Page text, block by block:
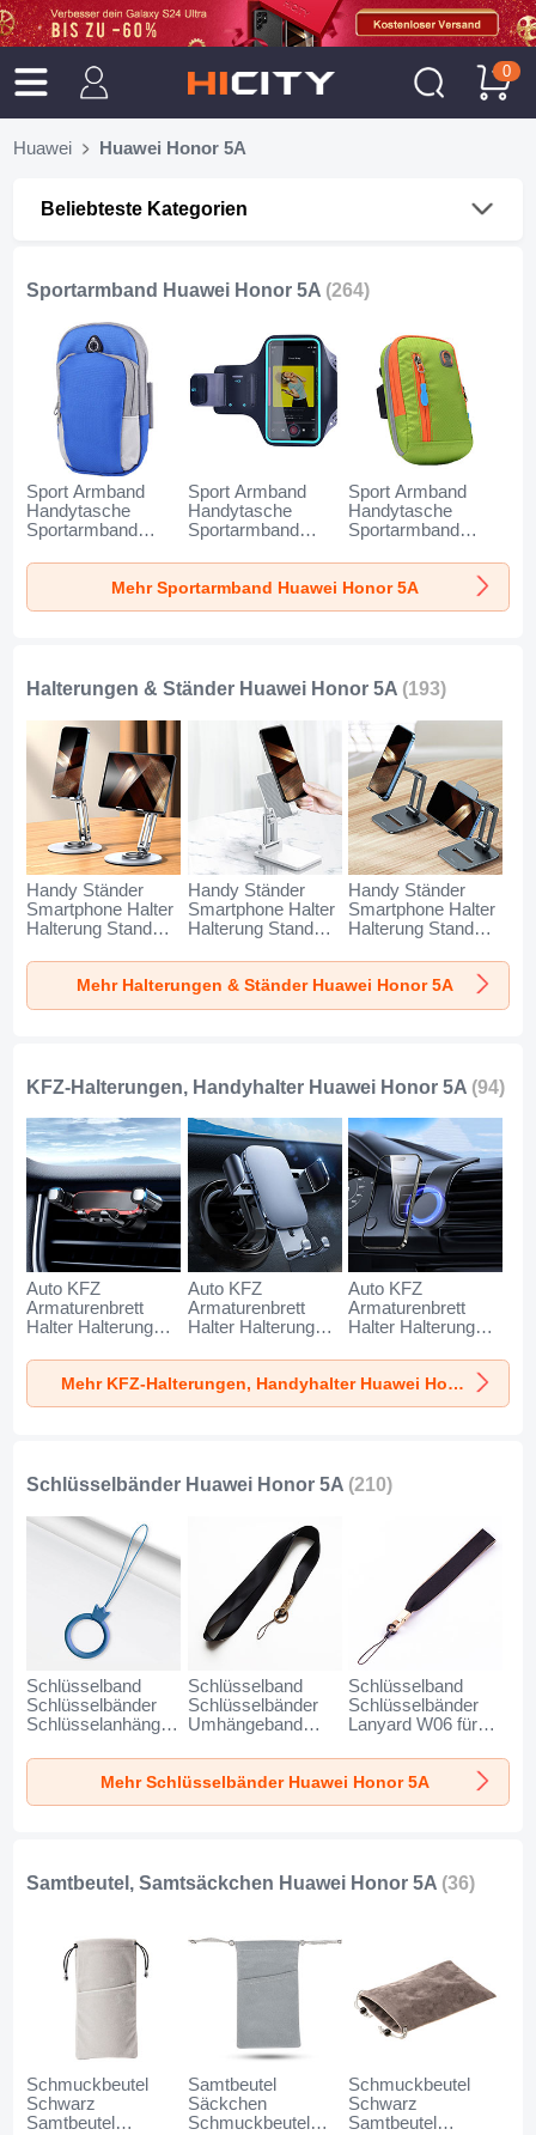
0
Huawei Huawei Honor 5A
Beliebteste Kategorien
Sportarmband Huawei Honor 5A (264)
Sport Armband
Handytasche
Sportarmband
Universal A11 für
Huawei Honor 5A
Blau
Sport Armband
Handytasche
Sportarmband
Universal G03 für
Huawei Honor 5A
Schwarz
Sport Armband
Handytasche
Sportarmband
Universal A10 für
Huawei Honor 5A
Grün
Mehr Sportarmband Huawei Honor 5A
Halterungen & Ständer Huawei Honor 5A (193)
Handy Ständer
Smartphone Halter
Halterung Stand
Huawei Honor 5A
Handy Ständer
Smartphone Halter
Halterung Stand
Huawei Honor 5A
Weiß
Handy Ständer
Smartphone Halter
Halterung Stand
Huawei Honor 5A
Schwarz
Mehr Halterungen & Ständer Huawei Honor 5A
KFZ-Halterungen, Handyhalter Huawei Honor 5A (94)
Auto KFZ
Armaturenbrett
Halter Halterung
AutoHalter
Halterungung
Handy BS6 für
Auto KFZ
Armaturenbrett
Halter Halterung
AutoHalter
Halterungung
Handy BS3 für
Auto KFZ
Armaturenbrett
Halter Halterung
AutoHalter
Halterungung
Magnet Handy BS1
Mehr KFZ-Halterungen, Handyhalter Huawei Honor 5A
Schlüsselbänder Huawei Honor 5A (210)
Schlüsselband
Schlüsselbänder
Schlüsselanhänger
für Huawei Honor
Schlüsselband
Schlüsselbänder
Umhängeband
Huawei Honor 5A
Schwarz
Schlüsselband
Schlüsselbänder
Lanyard W06 für
Schwarz
Mehr Schlüsselbänder Huawei Honor 5A
Samtbeutel, Samtsäckchen Huawei Honor 5A (36)
Schmuckbeutel
Schwarz
Samtbeutel
Samtbeutel
Säckchen
Schmuckbeutel
Schmuckbeutel
Schwarz
Samtbeutel